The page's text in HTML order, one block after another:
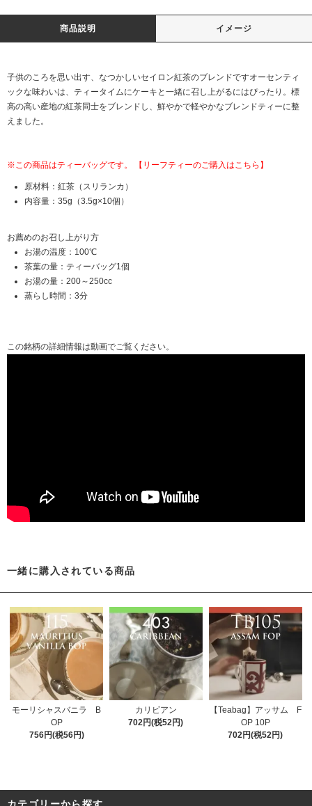
商品説明 イメージ
子供のころを思い出す、なつかしいセイロン紅茶のブレンドですオーセンティ
ックな味わいは、ティータイムにケーキと一緒に召し上がるにはぴったり。標
高の高い産地の紅茶同士をブレンドし、鮮やかで軽やかなブレンドティーに整
えました。
※この商品はティーバッグです。 【リーフティーのご購入はこちら】
原材料：紅茶（スリランカ）
内容量：35g（3.5g×10個）
お薦めのお召し上がり方
お湯の温度：100℃
茶葉の量：ティーバッグ1個
お湯の量：200～250cc
蒸らし時間：3分
この銘柄の詳細情報は動画でご覧ください。
一緒に購入されている商品
モーリシャスバニラ B
OP
756円(税56円)
カリビアン
702円(税52円)
【Teabag】アッサム F
OP 10P
702円(税52円)